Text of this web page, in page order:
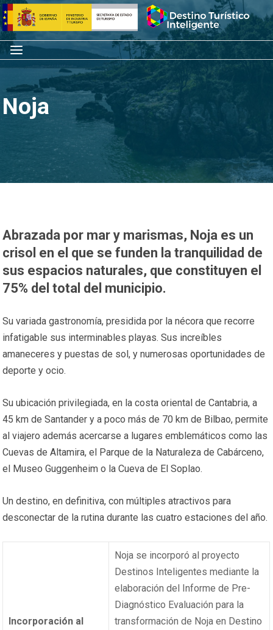
Saltar
al
contenido
Inicio
Menú
Noja
Abrazada por mar y marismas, Noja es un
crisol en el que se funden la tranquilidad de
sus espacios naturales, que constituyen el
75% del total del municipio.
Su variada gastronomía, presidida por la nécora que recorre
infatigable sus interminables playas. Sus increíbles
amaneceres y puestas de sol, y numerosas oportunidades de
deporte y ocio.
Su ubicación privilegiada, en la costa oriental de Cantabria, a
45 km de Santander y a poco más de 70 km de Bilbao, permite
al viajero además acercarse a lugares emblemáticos como las
Cuevas de Altamira, el Parque de la Naturaleza de Cabárceno,
el Museo Guggenheim o la Cueva de El Soplao.
Un destino, en definitiva, con múltiples atractivos para
desconectar de la rutina durante las cuatro estaciones del año.
Incorporación al
Noja se incorporó al proyecto
Destinos Inteligentes mediante la
elaboración del Informe de Pre-
Diagnóstico Evaluación para la
transformación de Noja en Destino